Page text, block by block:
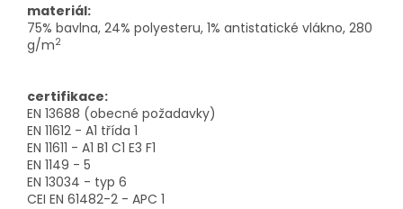
materiál:
75% bavlna, 24% polyesteru, 1% antistatické vlákno, 280
g/m2
certifikace:
EN 13688 (obecné požadavky)
EN 11612 - A1 třída 1
EN 11611 - A1 B1 C1 E3 F1
EN 1149 - 5
EN 13034 - typ 6
CEI EN 61482-2 - APC 1